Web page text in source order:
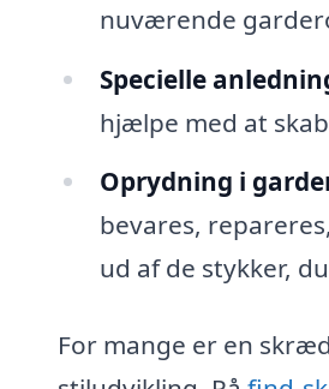
nuværende
Specielle
hjælpe med at
Oprydning i
bevares,
ud af de stykker,
For mange er en